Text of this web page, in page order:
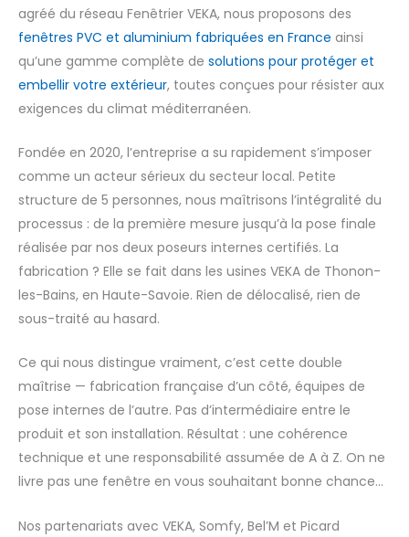
agréé du réseau Fenêtrier VEKA, nous proposons des
fenêtres PVC et aluminium fabriquées en France ainsi
qu’une gamme complète de solutions pour protéger et
embellir votre extérieur, toutes conçues pour résister aux
exigences du climat méditerranéen.
Fondée en 2020, l’entreprise a su rapidement s’imposer
comme un acteur sérieux du secteur local. Petite
structure de 5 personnes, nous maîtrisons l’intégralité du
processus : de la première mesure jusqu’à la pose finale
réalisée par nos deux poseurs internes certifiés. La
fabrication ? Elle se fait dans les usines VEKA de Thonon-
les-Bains, en Haute-Savoie. Rien de délocalisé, rien de
sous-traité au hasard.
Ce qui nous distingue vraiment, c’est cette double
maîtrise — fabrication française d’un côté, équipes de
pose internes de l’autre. Pas d’intermédiaire entre le
produit et son installation. Résultat : une cohérence
technique et une responsabilité assumée de A à Z. On ne
livre pas une fenêtre en vous souhaitant bonne chance…
Nos partenariats avec VEKA, Somfy, Bel’M et Picard